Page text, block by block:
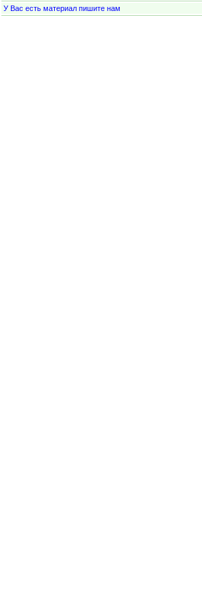
У Вас есть материал пишите нам